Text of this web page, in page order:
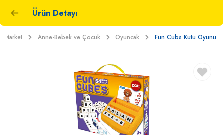
Ürün Detayı
Market Anne-Bebek ve Çocuk Oyuncak Fun Cubs Kutu Oyunu